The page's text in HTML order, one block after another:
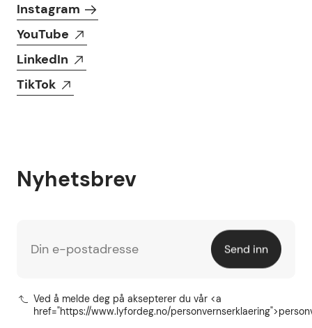
Instagram
YouTube
LinkedIn
TikTok
Nyhetsbrev
Din e-postadresse Send inn
Ved å melde deg på aksepterer du vår <a
href="https://www.lyfordeg.no/